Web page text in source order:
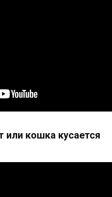
кошка кусается